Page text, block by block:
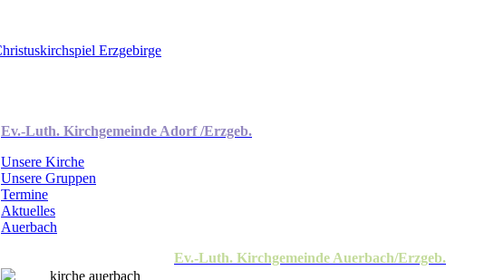
Ev.-Luth. Kirchgemeinde Adorf /Erzgeb.
Unsere Kirche
Unsere Gruppen
Termine
Aktuelles
Auerbach
Ev.-Luth. Kirchgemeinde Auerbach/Erzgeb.